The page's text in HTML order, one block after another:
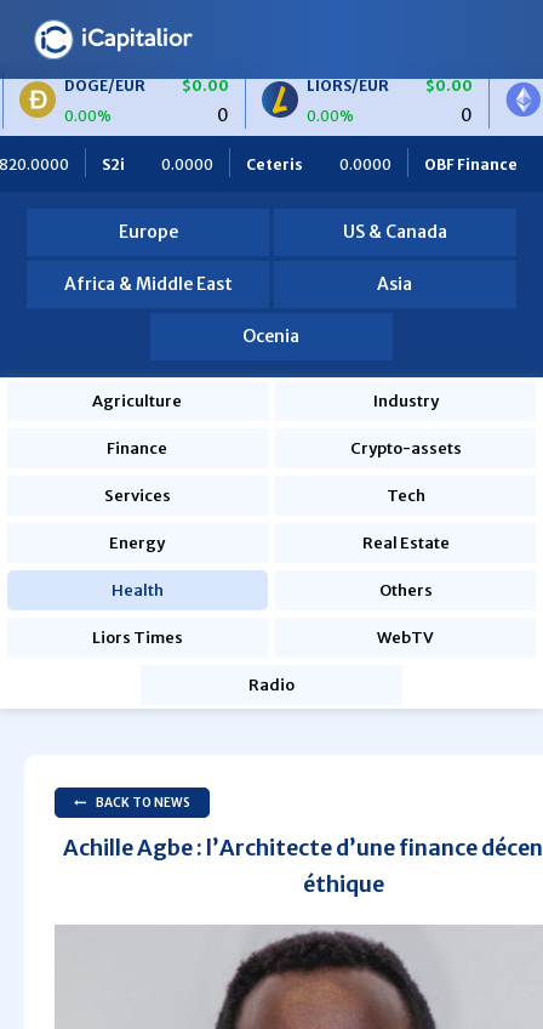
EUR
$0.00
LIORS/EUR
0.00%
$0.00
ETH/BTC
0.00%
$0.00
BTC/EUR
$0.00
ETH/EUR
Ceteris 0.0000 OBF Finance 0.0000 Africa Foodies
Europe US & Canada
Africa & Middle East Asia
Ocenia
Agriculture Industry
Finance Crypto-assets
Services Tech
Energy Real Estate
Health Others
Liors Times WebTV
Radio
BACK TO NEWS
Achille Agbe : l’Architecte d’une finance
éthique